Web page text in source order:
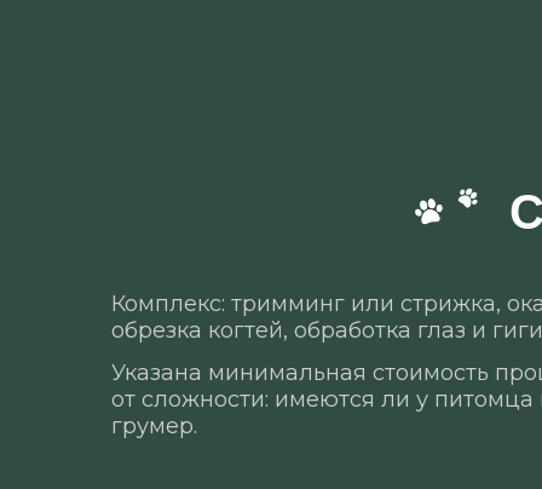
Комплекс: тримминг или стрижка,
обрезка когтей, обработка глаз и
Указана минимальная стоимость
от сложности: имеются ли у
грумер.